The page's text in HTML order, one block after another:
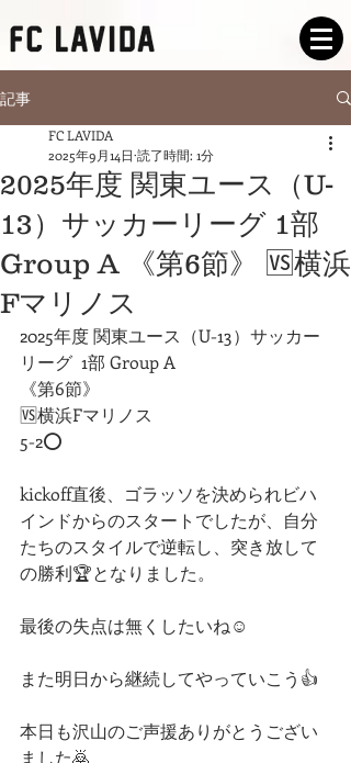
記事
2025年度 関東ユース（U-
13）サッカーリーグ 1部
Group A 《第6節》 🆚横浜
Fマリノス
FC LAVIDA
2025年9月14日 読了時間: 1分
2025年度 関東ユース（U-13）サッカー
リーグ  1部 Group A
《第6節》
🆚横浜Fマリノス
5-2⭕️
kickoff直後、ゴラッソを決められビハ
インドからのスタートでしたが、自分
たちのスタイルで逆転し、突き放して
の勝利🏆となりました。
最後の失点は無くしたいね☺️
また明日から継続してやっていこう👍
本日も沢山のご声援ありがとうござい
ました🙇